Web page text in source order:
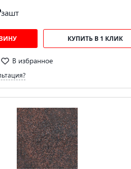
зашт
КУПИТЬ В 1 КЛИК
В избранное